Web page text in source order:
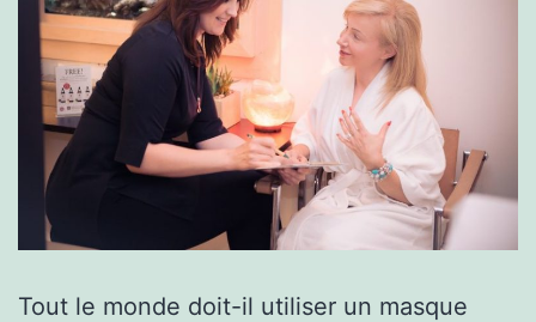
Tout le monde doit-il utiliser un masque